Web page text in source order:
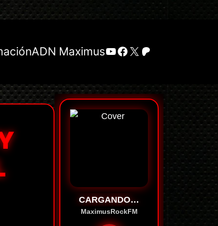
ADN MaximusYouTube
Facebook
X Patreon
CARGANDO…
MaximusRockFM